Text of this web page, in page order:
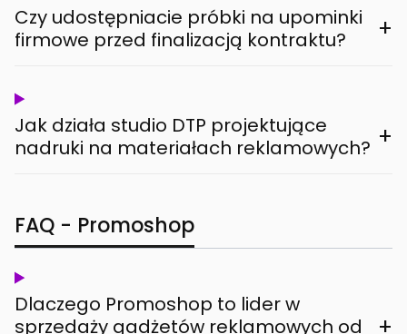
Czy udostępniacie próbki na upominki
firmowe przed finalizacją kontraktu?
+
Jak działa studio DTP projektujące
nadruki na materiałach reklamowych? +
FAQ - Promoshop
Dlaczego Promoshop to lider w
sprzedaży gadżetów reklamowych od
+